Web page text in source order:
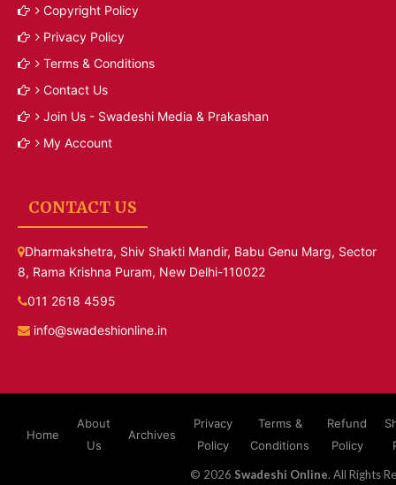
Copyright Policy
Privacy Policy
Terms & Conditions
Contact Us
Join Us - Swadeshi Media & Prakashan
My Account
CONTACT US
Dharmakshetra, Shiv Shakti Mandir, Babu Genu Marg, Sector
8, Rama Krishna Puram, New Delhi-110022
011 2618 4595
info@swadeshionline.in
Home
About
Us
Archives
Privacy
Policy
Terms &
Conditions
Refund
Policy
© 2026 Swadeshi Online. All Rights